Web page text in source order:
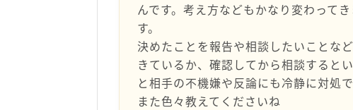
んです。考え方などもかなり変わって
す。
決めたことを報告や相談したいことな
きているか、確認してから相談すると
と相手の不機嫌や反論にも冷静に対処で
また色々教えてくださいね